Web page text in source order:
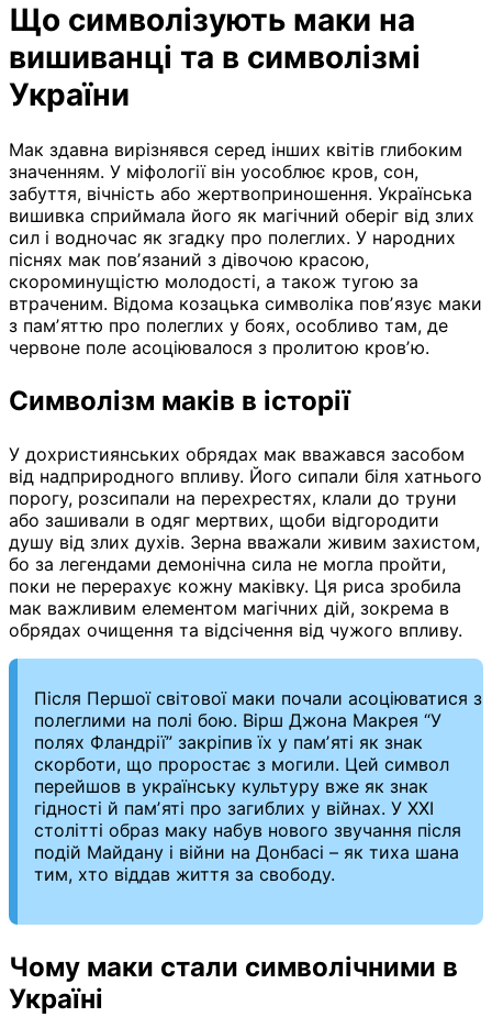
Що символізують маки на
вишиванці та в символізмі
України
Мак здавна вирізнявся серед інших квітів глибоким
значенням. У міфології він уособлює кров, сон,
забуття, вічність або жертвоприношення. Українська
вишивка сприймала його як магічний оберіг від злих
сил і водночас як згадку про полеглих. У народних
піснях мак повʼязаний з дівочою красою,
скороминущістю молодості, а також тугою за
втраченим. Відома козацька символіка повʼязує маки
з памʼяттю про полеглих у боях, особливо там, де
червоне поле асоціювалося з пролитою кровʼю.
Символізм маків в історії
У дохристиянських обрядах мак вважався засобом
від надприродного впливу. Його сипали біля хатнього
порогу, розсипали на перехрестях, клали до труни
або зашивали в одяг мертвих, щоби відгородити
душу від злих духів. Зерна вважали живим захистом,
бо за легендами демонічна сила не могла пройти,
поки не перерахує кожну маківку. Ця риса зробила
мак важливим елементом магічних дій, зокрема в
обрядах очищення та відсічення від чужого впливу.
Після Першої світової маки почали асоціюватися з
полеглими на полі бою. Вірш Джона Макрея “У
полях Фландрії” закріпив їх у памʼяті як знак
скорботи, що проростає з могили. Цей символ
перейшов в українську культуру вже як знак
гідності й памʼяті про загиблих у війнах. У ХХІ
столітті образ маку набув нового звучання після
подій Майдану і війни на Донбасі – як тиха шана
тим, хто віддав життя за свободу.
Чому маки стали символічними в
Україні